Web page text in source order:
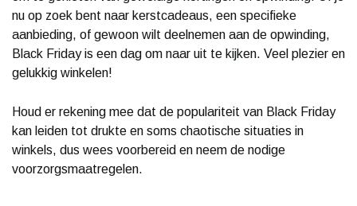
nu op zoek bent naar kerstcadeaus, een specifieke
aanbieding, of gewoon wilt deelnemen aan de opwinding,
Black Friday is een dag om naar uit te kijken. Veel plezier en
gelukkig winkelen!
Houd er rekening mee dat de populariteit van Black Friday
kan leiden tot drukte en soms chaotische situaties in
winkels, dus wees voorbereid en neem de nodige
voorzorgsmaatregelen.